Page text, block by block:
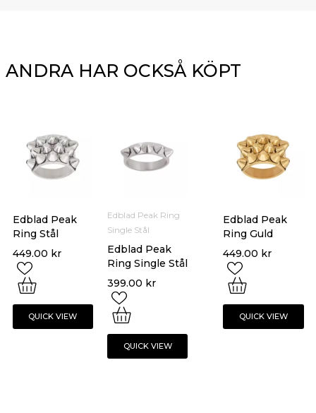
ANDRA HAR OCKSÅ KÖPT
Edblad Peak
Ring Stål
449.00 kr
QUICK VIEW
Edblad Peak
Ring Guld
449.00 kr
QUICK VIEW
Edblad Peak Ring
Single Stål
Edblad Peak
Ring Single Stål
399.00 kr
QUICK VIEW